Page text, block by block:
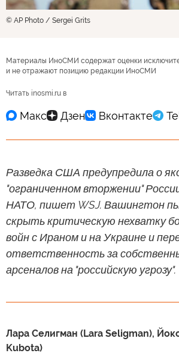
© AP Photo / Sergei Grits
Материалы ИноСМИ содержат оценки
и не отражают позицию редакции ИноСМИ
Читать inosmi.ru в
Разведка США предупредила о
"ограниченном вторжении"
НАТО, пишет WSJ. Вашингтон
скрыть критическую нехватку
войн с Ираном и на Украине и
ответственность за
арсеналов на "российскую угрозу".
Лара Селигман (Lara Seligman),
Kubota)